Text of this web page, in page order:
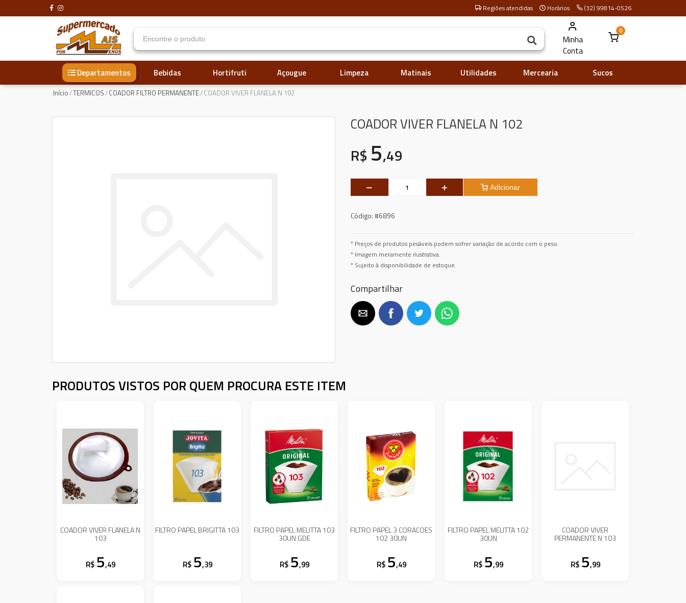
Regiões atendidas Horários (32) 99814-0526
Minha
Conta
0
Departamentos Sucos
Mercearia
Utilidades
Matinais
Limpeza
Açougue
Hortifruti
Bebidas
Início/TERMICOS/COADOR FILTRO PERMANENTE/COADOR VIVER FLANELA N 102
COADOR VIVER FLANELA N 102
R$ 5,49
Adicionar
Código:#6896
* Preços de produtos pesáveis podem sofrer variação de acordo com o peso.
* Imagem meramente ilustrativa.
* Sujeito à disponibilidade de estoque.
Compartilhar
PRODUTOS VISTOS POR QUEM PROCURA ESTE ITEM
COADOR VIVER FLANELA N
103
R$ 5,49
FILTRO PAPEL BRIGITTA 103
R$ 5,39
FILTRO PAPEL MELITTA 103
30UN GDE
R$ 5,99
FILTRO PAPEL 3 CORACOES
102 30UN
R$ 5,49
FILTRO PAPEL MELITTA 102
30UN
R$ 5,99
COADOR VIVER
PERMANENTE N 103
R$ 5,99